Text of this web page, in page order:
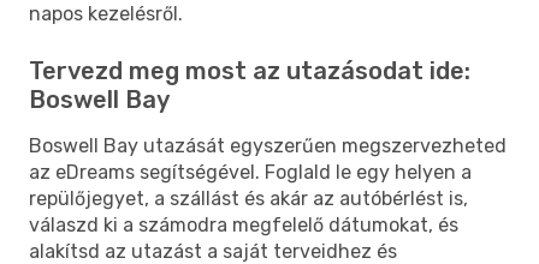
napos kezelésről.
Tervezd meg most az utazásodat ide:
Boswell Bay
Boswell Bay utazását egyszerűen megszervezheted
az eDreams segítségével. Foglald le egy helyen a
repülőjegyet, a szállást és akár az autóbérlést is,
válaszd ki a számodra megfelelő dátumokat, és
alakítsd az utazást a saját terveidhez és